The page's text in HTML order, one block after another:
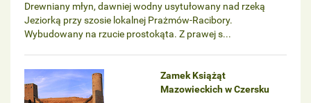
Drewniany młyn, dawniej wodny usytułowany nad rzeką
Jeziorką przy szosie lokalnej Prażmów-Racibory.
Wybudowany na rzucie prostokąta. Z prawej s...
Zamek Książąt
Mazowieckich w Czersku